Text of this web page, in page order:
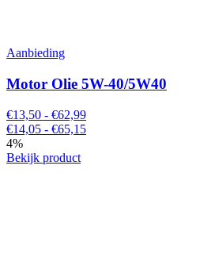
Aanbieding
Motor Olie 5W-40/5W40
€13,50 - €62,99
€14,05 - €65,15
4%
Bekijk product